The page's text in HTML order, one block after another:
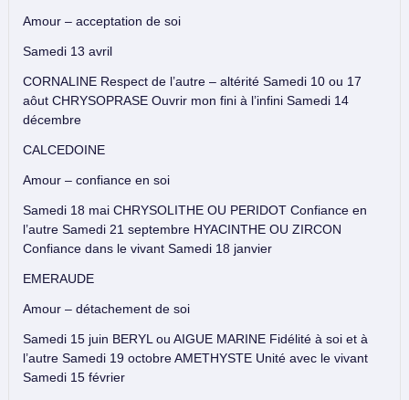
Amour – acceptation de soi
Samedi 13 avril
CORNALINE Respect de l’autre – altérité Samedi 10 ou 17
aôut CHRYSOPRASE Ouvrir mon fini à l’infini Samedi 14
décembre
CALCEDOINE
Amour – confiance en soi
Samedi 18 mai CHRYSOLITHE OU PERIDOT Confiance en
l’autre Samedi 21 septembre HYACINTHE OU ZIRCON
Confiance dans le vivant Samedi 18 janvier
EMERAUDE
Amour – détachement de soi
Samedi 15 juin BERYL ou AIGUE MARINE Fidélité à soi et à
l’autre Samedi 19 octobre AMETHYSTE Unité avec le vivant
Samedi 15 février